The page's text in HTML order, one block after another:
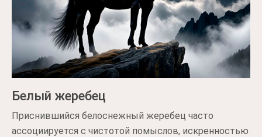
Белый жеребец
Приснившийся белоснежный жеребец часто
ассоциируется с чистотой помыслов, искренностью